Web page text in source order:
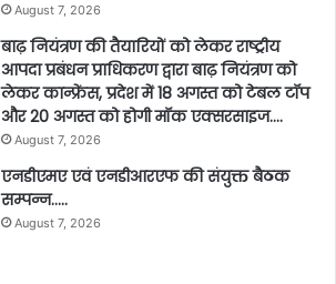
August 7, 2026
बाढ़ नियंत्रण की तैयारियों को लेकर राष्ट्रीय
आपदा प्रबंधन प्राधिकरण द्वारा बाढ़ नियंत्रण को
लेकर कान्फ्रेंस, प्रदेश में 18 अगस्त को टेबल टॉप
और 20 अगस्त को होगी मॉक एक्सरसाइज….
August 7, 2026
एनडीएमए एवं एनडीआरएफ की संयुक्त बैठक
सम्पन्न…..
August 7, 2026